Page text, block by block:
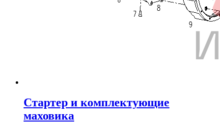
Стартер и комплектующие
маховика